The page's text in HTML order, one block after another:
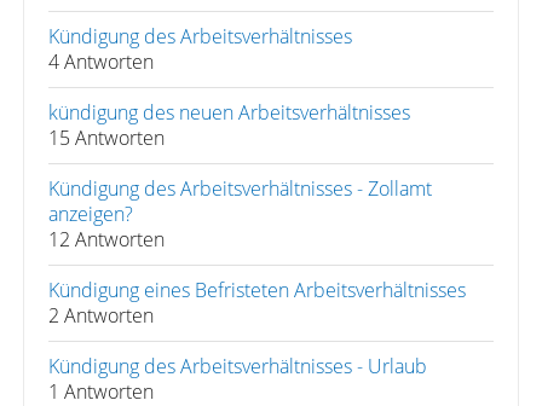
Kündigung des Arbeitsverhältnisses
4 Antworten
kündigung des neuen Arbeitsverhältnisses
15 Antworten
Kündigung des Arbeitsverhältnisses - Zollamt
anzeigen?
12 Antworten
Kündigung eines Befristeten Arbeitsverhältnisses
2 Antworten
Kündigung des Arbeitsverhältnisses - Urlaub
1 Antworten